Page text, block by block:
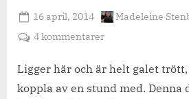
Posted
on
16 april, 2014 By
Madeleine
4 kommentarertill
slö
stund.
Ligger här och är helt galet
koppla av en stund med. Denna